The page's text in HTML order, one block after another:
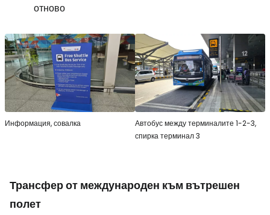
отново
Информация, совалка
Автобус между терминалите 1-2-3,
спирка терминал 3
Трансфер от международен към вътрешен
полет